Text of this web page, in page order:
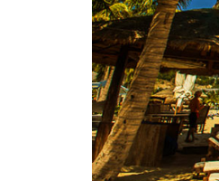
Vị trí trên bản đồ